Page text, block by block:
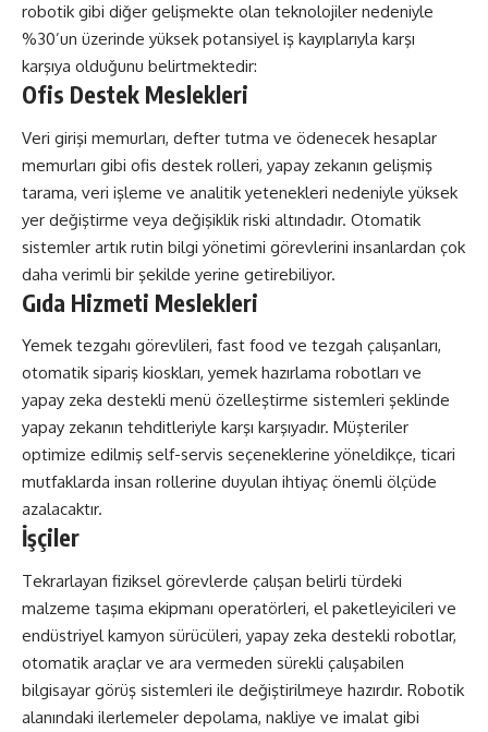
robotik gibi diğer gelişmekte olan teknolojiler nedeniyle
%30’un üzerinde yüksek potansiyel iş kayıplarıyla karşı
karşıya olduğunu belirtmektedir:
Ofis Destek Meslekleri
Veri girişi memurları, defter tutma ve ödenecek hesaplar
memurları gibi ofis destek rolleri, yapay zekanın gelişmiş
tarama, veri işleme ve analitik yetenekleri nedeniyle yüksek
yer değiştirme veya değişiklik riski altındadır. Otomatik
sistemler artık rutin bilgi yönetimi görevlerini insanlardan çok
daha verimli bir şekilde yerine getirebiliyor.
Gıda Hizmeti Meslekleri
Yemek tezgahı görevlileri, fast food ve tezgah çalışanları,
otomatik sipariş kioskları, yemek hazırlama robotları ve
yapay zeka destekli menü özelleştirme sistemleri şeklinde
yapay zekanın tehditleriyle karşı karşıyadır. Müşteriler
optimize edilmiş self-servis seçeneklerine yöneldikçe, ticari
mutfaklarda insan rollerine duyulan ihtiyaç önemli ölçüde
azalacaktır.
İşçiler
Tekrarlayan fiziksel görevlerde çalışan belirli türdeki
malzeme taşıma ekipmanı operatörleri, el paketleyicileri ve
endüstriyel kamyon sürücüleri, yapay zeka destekli robotlar,
otomatik araçlar ve ara vermeden sürekli çalışabilen
bilgisayar görüş sistemleri ile değiştirilmeye hazırdır. Robotik
alanındaki ilerlemeler depolama, nakliye ve imalat gibi